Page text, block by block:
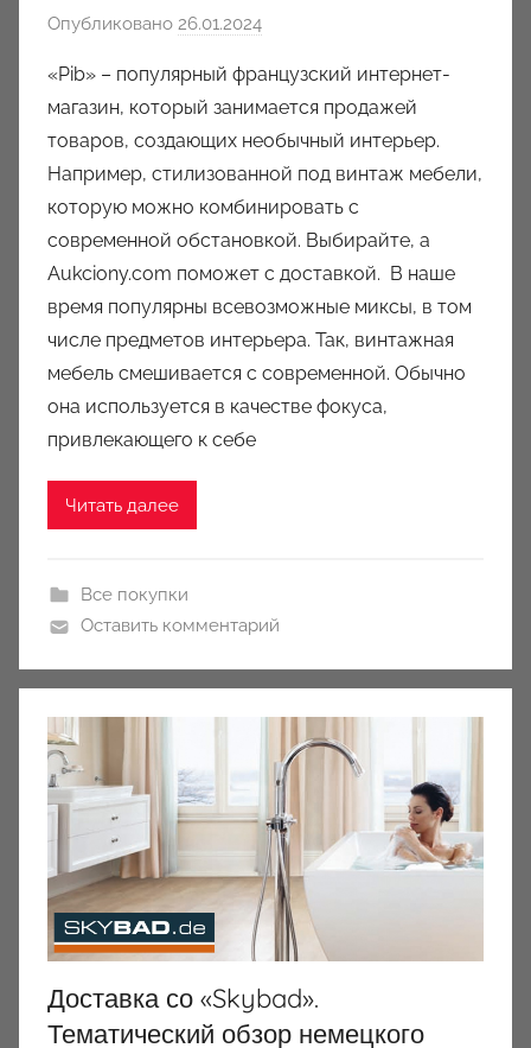
Опубликовано 26.01.2024
т
о
р
о
м
a
u
k
c
«Pib» – популярный французский интернет-
магазин, который занимается продажей
товаров, создающих необычный интерьер.
Например, стилизованной под винтаж мебели,
которую можно комбинировать с
современной обстановкой. Выбирайте, а
Aukciony.com поможет с доставкой. В наше
время популярны всевозможные миксы, в том
числе предметов интерьера. Так, винтажная
мебель смешивается с современной. Обычно
она используется в качестве фокуса,
привлекающего к себе
Читать далее
Все покупки
Оставить комментарий
Доставка со «Skybad».
Тематический обзор немецкого